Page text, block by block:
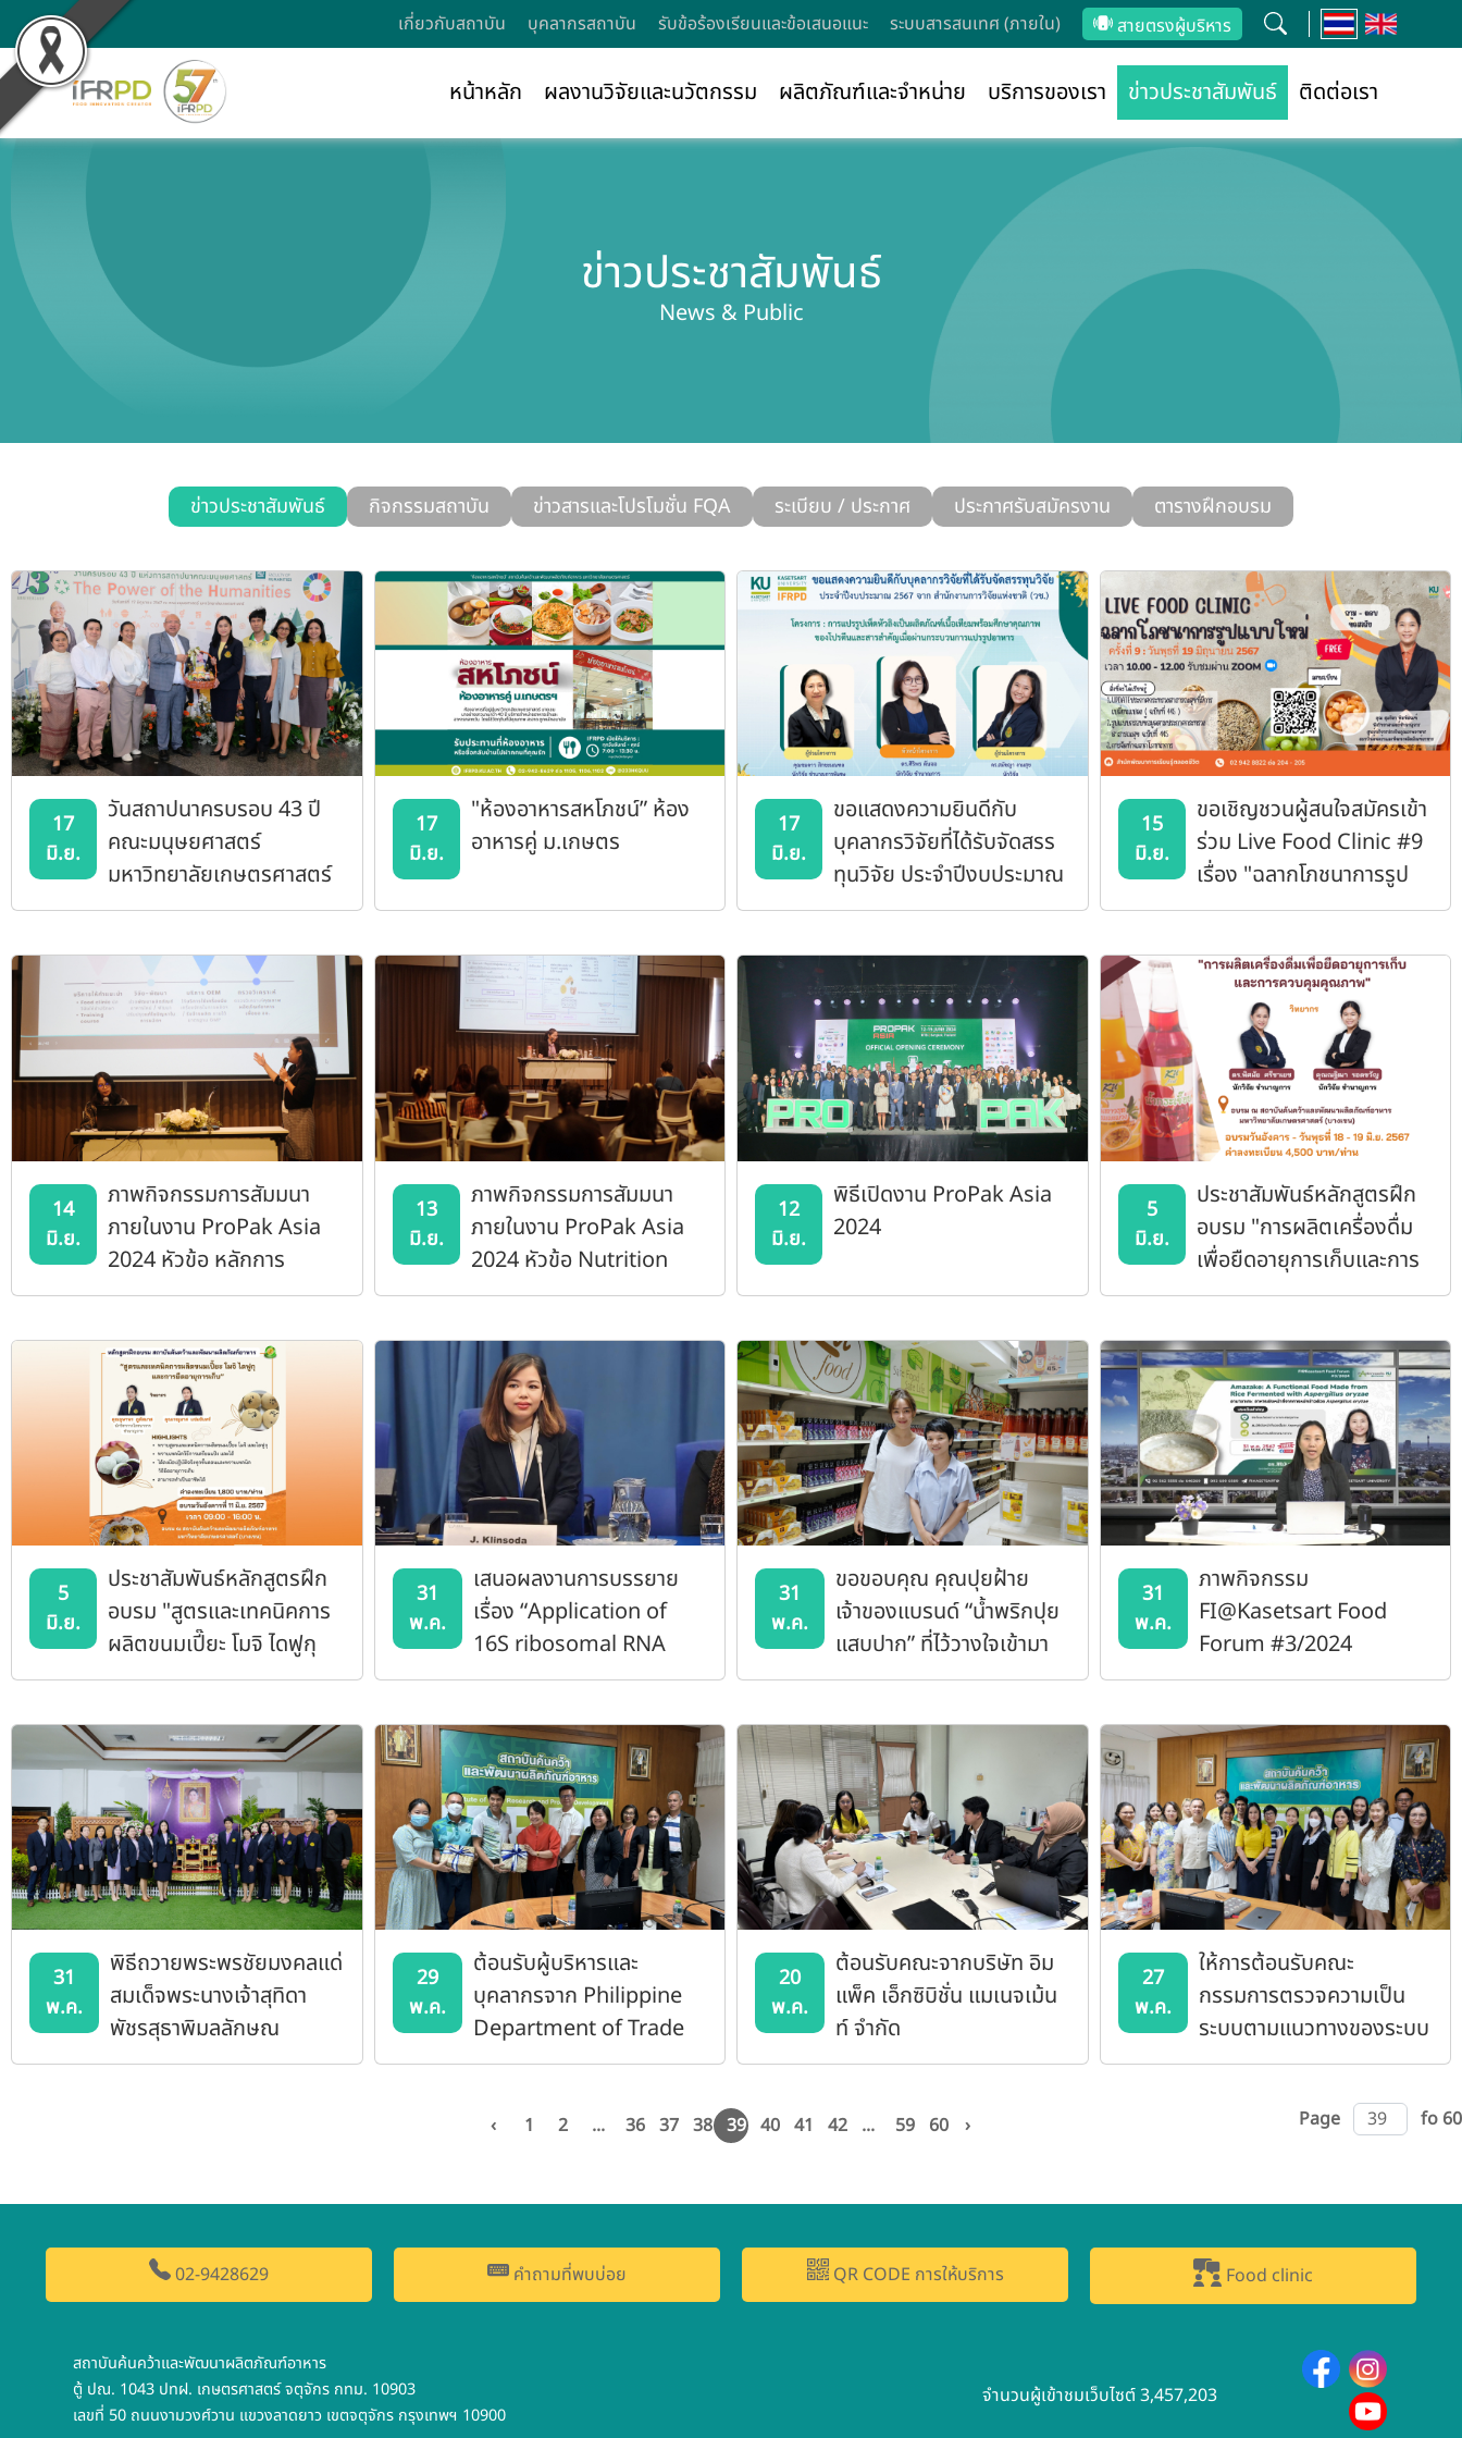
เกี่ยวกับสถาบัน บุคลากรสถาบัน รับข้อร้องเรียนและข้อเสนอแนะ ระบบสารสนเทศ (ภายใน) สายตรงผู้บริหาร
หน้าหลัก ผลงานวิจัยและนวัตกรรม ผลิตภัณฑ์และจำหน่าย บริการของเรา ข่าวประชาสัมพันธ์ ติดต่อเรา
ข่าวประชาสัมพันธ์
News & Public
ข่าวประชาสัมพันธ์ กิจกรรมสถาบัน ข่าวสารและโปรโมชั่น FQA ระเบียบ / ประกาศ ประกาศรับสมัครงาน ตารางฝึกอบรม
17
มิ.ย.
วันสถาปนาครบรอบ 43 ปี
คณะมนุษยศาสตร์
มหาวิทยาลัยเกษตรศาสตร์
17
มิ.ย.
"ห้องอาหารสหโภชน์” ห้อง
อาหารคู่ ม.เกษตร
17
มิ.ย.
ขอแสดงความยินดีกับ
บุคลากรวิจัยที่ได้รับจัดสรร
ทุนวิจัย ประจำปีงบประมาณ
2567 จาก สำนักงานการ
15
มิ.ย.
ขอเชิญชวนผู้สนใจสมัครเข้า
ร่วม Live Food Clinic #9
เรื่อง "ฉลากโภชนาการรูป
แบบใหม่"
14
มิ.ย.
ภาพกิจกรรมการสัมมนา
ภายในงาน ProPak Asia
2024 หัวข้อ หลักการ
แปรรูปและบริการ
ผลิตอาหาร: ขนมขบเคี้ยว
เครื่องดื่ม และซอสต่าง ๆ
13
มิ.ย.
ภาพกิจกรรมการสัมมนา
ภายในงาน ProPak Asia
2024 หัวข้อ Nutrition
Label & Global food
ensures safety and
trust
12
มิ.ย.
พิธีเปิดงาน ProPak Asia
2024
5
มิ.ย.
ประชาสัมพันธ์หลักสูตรฝึก
อบรม "การผลิตเครื่องดื่ม
เพื่อยืดอายุการเก็บและการ
ควบคุมคุณภาพ"
5
มิ.ย.
ประชาสัมพันธ์หลักสูตรฝึก
อบรม "สูตรและเทคนิคการ
ผลิตขนมเปี๊ยะ โมจิ ไดฟูกุ
และการยืดอายุการเก็บ"
31
พ.ค.
เสนอผลงานการบรรยาย
เรื่อง “Application of
16S ribosomal RNA
gene sequencing
innovation in food
safety and quality
assurance”
31
พ.ค.
ขอขอบคุณ คุณปุยฝ้าย
เจ้าของแบรนด์ “น้ำพริกปุย
แสบปาก” ที่ไว้วางใจเข้ามา
รับบริการขอคำปรึกษาและ
31
พ.ค.
ภาพกิจกรรม
FI@Kasetsart Food
Forum #3/2024
31
พ.ค.
พิธีถวายพระพรชัยมงคลแด่
สมเด็จพระนางเจ้าสุทิดา
พัชรสุธาพิมลลักษณ
พระบรมราชินี
29
พ.ค.
ต้อนรับผู้บริหารและ
บุคลากรจาก Philippine
Department of Trade
and Industry (DTI)
20
พ.ค.
ต้อนรับคณะจากบริษัท อิม
แพ็ค เอ็กซิบิชั่น แมเนจเม้น
ท์ จำกัด
27
พ.ค.
ให้การต้อนรับคณะ
กรรมการตรวจความเป็น
ระบบตามแนวทางของระบบ
คุณภาพ KUQS
‹ 1 2 ... 36 37 38 39 40 41 42 ... 59 60 › Page fo 60
02-9428629 คำถามที่พบบ่อย QR CODE การให้บริการ Food clinic
สถาบันค้นคว้าและพัฒนาผลิตภัณฑ์อาหาร
ตู้ ปณ. 1043 ปทฝ. เกษตรศาสตร์ จตุจักร กทม. 10903
เลขที่ 50 ถนนงามวงศ์วาน แขวงลาดยาว เขตจตุจักร กรุงเทพฯ 10900
จำนวนผู้เข้าชมเว็บไซต์ 3,457,203